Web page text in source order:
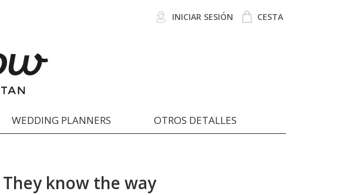
INICIAR SESIÓN CESTA
WEDDING PLANNERS OTROS DETALLES
know the way